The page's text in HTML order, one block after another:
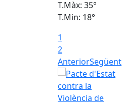
T.Màx: 35°
T.Min: 18°
1
2
AnteriorSegüent